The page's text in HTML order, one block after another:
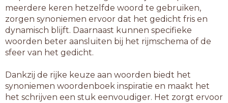
meerdere keren hetzelfde woord te gebruiken,
zorgen synoniemen ervoor dat het gedicht fris en
dynamisch blijft. Daarnaast kunnen specifieke
woorden beter aansluiten bij het rijmschema of de
sfeer van het gedicht.
Dankzij de rijke keuze aan woorden biedt het
synoniemen woordenboek inspiratie en maakt het
het schrijven een stuk eenvoudiger. Het zorgt ervoor